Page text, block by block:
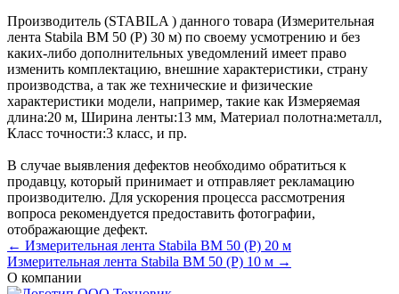
Производитель (STABILA ) данного товара (Измерительная
лента Stabila BM 50 (P) 30 м) по своему усмотрению и без
каких-либо дополнительных уведомлений имеет право
изменить комплектацию, внешние характеристики, страну
производства, а так же технические и физические
характеристики модели, например, такие как Измеряемая
длина:20 м, Ширина ленты:13 мм, Материал полотна:металл,
Класс точности:3 класс, и пр.
В случае выявления дефектов необходимо обратиться к
продавцу, который принимает и отправляет рекламацию
производителю. Для ускорения процесса рассмотрения
вопроса рекомендуется предоставить фотографии,
отображающие дефект.
← Измерительная лента Stabila BM 50 (P) 20 м
Измерительная лента Stabila BM 50 (P) 10 м →
О компании